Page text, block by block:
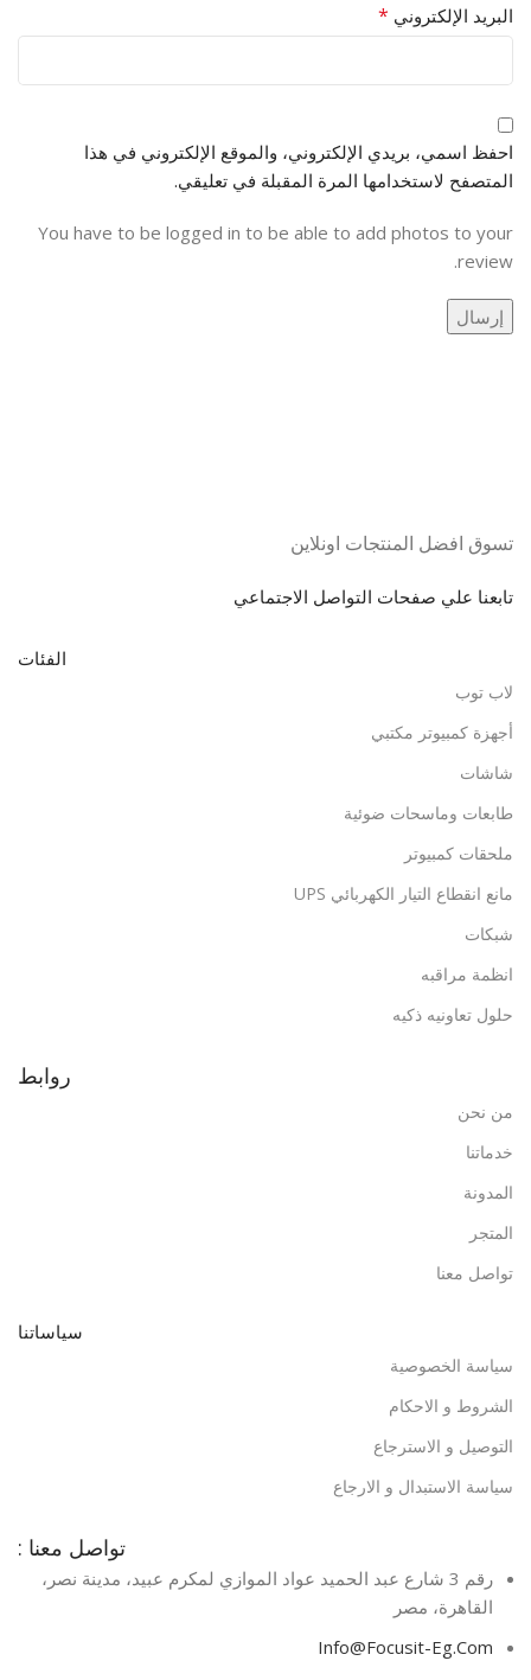
البريد الإلكتروني *
احفظ اسمي، بريدي الإلكتروني، والموقع الإلكتروني في هذا
المتصفح لاستخدامها المرة المقبلة في تعليقي.
You have to be logged in to be able to add photos to your
review.
تسوق افضل المنتجات اونلاين
تابعنا علي صفحات التواصل الاجتماعي
الفئات
لاب توب
أجهزة كمبيوتر مكتبي
شاشات
طابعات وماسحات ضوئية
ملحقات كمبيوتر
مانع انقطاع التيار الكهربائي UPS
شبكات
انظمة مراقبه
حلول تعاونيه ذكيه
روابط
من نحن
خدماتنا
المدونة
المتجر
تواصل معنا
سياساتنا
سياسة الخصوصية
الشروط و الاحكام
التوصيل و الاسترجاع
سياسة الاستبدال و الارجاع
تواصل معنا :
رقم 3 شارع عبد الحميد عواد الموازي لمكرم عبيد، مدينة نصر،
القاهرة، مصر​
Info@Focusit-Eg.Com